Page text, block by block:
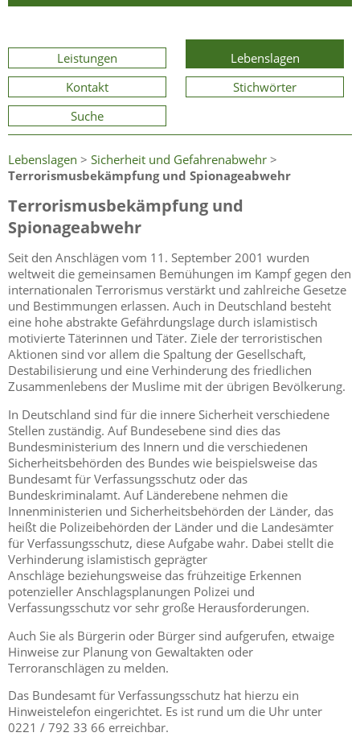
Leistungen
Lebenslagen
Kontakt
Stichwörter
Suche
Lebenslagen > Sicherheit und Gefahrenabwehr >
Terrorismusbekämpfung und Spionageabwehr
Terrorismusbekämpfung und
Spionageabwehr
Seit den Anschlägen vom 11. September 2001 wurden
weltweit die gemeinsamen Bemühungen im Kampf gegen den
internationalen Terrorismus verstärkt und zahlreiche Gesetze
und Bestimmungen erlassen. Auch in Deutschland besteht
eine hohe abstrakte Gefährdungslage durch islamistisch
motivierte Täterinnen und Täter. Ziele der terroristischen
Aktionen sind vor allem die Spaltung der Gesellschaft,
Destabilisierung und eine Verhinderung des friedlichen
Zusammenlebens der Muslime mit der übrigen Bevölkerung.
In Deutschland sind für die innere Sicherheit verschiedene
Stellen zuständig. Auf Bundesebene sind dies das
Bundesministerium des Innern und die verschiedenen
Sicherheitsbehörden des Bundes wie beispielsweise das
Bundesamt für Verfassungsschutz oder das
Bundeskriminalamt. Auf Länderebene nehmen die
Innenministerien und Sicherheitsbehörden der Länder, das
heißt die Polizeibehörden der Länder und die Landesämter
für Verfassungsschutz, diese Aufgabe wahr. Dabei stellt die
Verhinderung islamistisch geprägter
Anschläge beziehungsweise das frühzeitige Erkennen
potenzieller Anschlagsplanungen Polizei und
Verfassungsschutz vor sehr große Herausforderungen.
Auch Sie als Bürgerin oder Bürger sind aufgerufen, etwaige
Hinweise zur Planung von Gewaltakten oder
Terroranschlägen zu melden.
Das Bundesamt für Verfassungsschutz hat hierzu ein
Hinweistelefon eingerichtet. Es ist rund um die Uhr unter
0221 / 792 33 66 erreichbar.